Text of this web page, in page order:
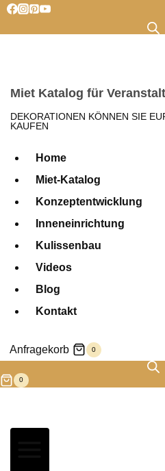
Zum
Inhalt
Miet Katalog für
DEKORATIONEN KÖNNEN SIE
KAUFEN
Home
Miet-Katalog
Konzeptentwicklung
Inneneinrichtung
Kulissenbau
Videos
Blog
Kontakt
Anfragekorb 0
0